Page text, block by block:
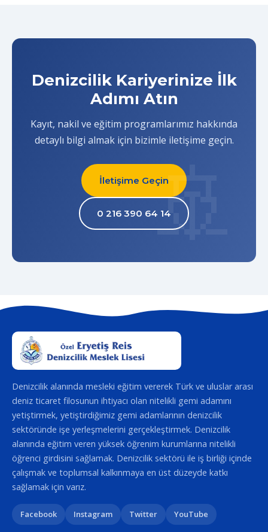
Denizcilik Kariyerinize İlk
Adımı Atın
Kayıt, nakil ve eğitim programlarımız hakkında
detaylı bilgi almak için bizimle iletişime geçin.
İletişime Geçin
0 216 390 64 14
Denizcilik alanında mesleki eğitim vererek Türk ve uluslar arası
deniz ticaret filosunun ihtiyacı olan nitelikli gemi adamını
yetiştirmek, yetiştirdiğimiz gemi adamlarının denizcilik
sektöründe işe yerleşmelerini gerçekleştirmek. Denizcilik
alanında eğitim veren yüksek öğrenim kurumlarına nitelikli
öğrenci girdisini sağlamak. Denizcilik sektörü ile iş birliği içinde
çalışmak ve toplumsal kalkınmaya en üst düzeyde katkı
sağlamak için varız.
Facebook Instagram Twitter YouTube